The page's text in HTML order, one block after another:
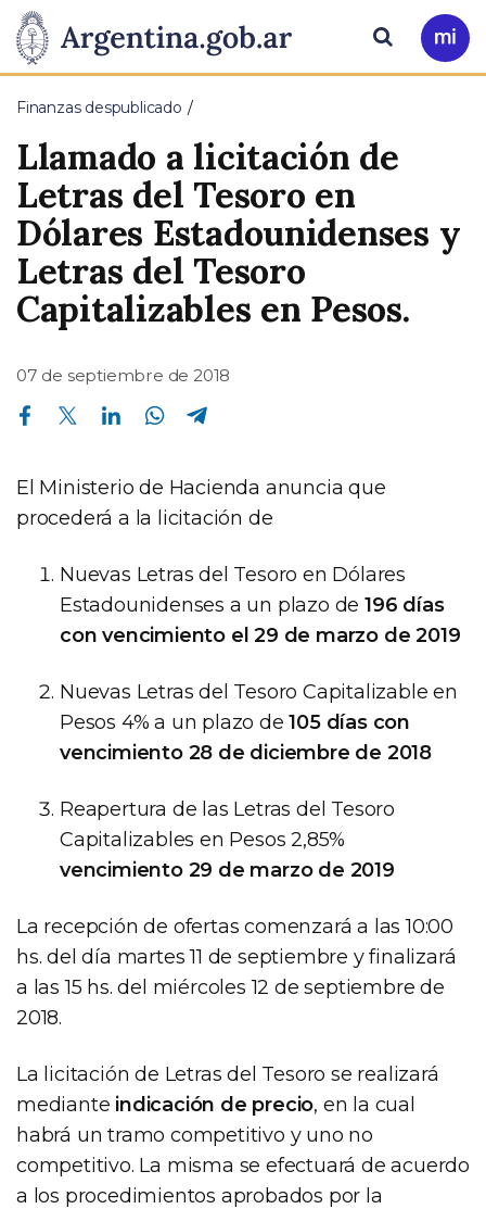
Presidencia
de
la
Nación
Pasar al contenido principal
Ir
a
Buscar
Finanzas despublicado
Llamado a licitación de
Letras del Tesoro en
Dólares Estadounidenses y
Letras del Tesoro
Capitalizables en Pesos.
07 de septiembre de 2018
Compartir en Facebook Compartir en Twitter Compartir en Linkedin Compartir en Whatsapp
El Ministerio de Hacienda anuncia que
procederá a la licitación de
Nuevas Letras del Tesoro en Dólares
Estadounidenses a un plazo de196 días
con vencimiento el 29 de marzo de 2019
Nuevas Letras del Tesoro Capitalizable en
Pesos 4% a un plazo de105 días con
vencimiento 28 de diciembre de 2018
Reapertura de las Letras del Tesoro
Capitalizables en Pesos 2,85%
vencimiento 29 de marzo de 2019
La recepción de ofertas comenzará a las 10:00
hs. del día martes 11 de septiembre y finalizará
a las 15 hs. del miércoles 12 de septiembre de
2018.
La licitación de Letras del Tesoro se realizará
mediante indicación de precio, en la cual
habrá un tramo competitivo y uno no
competitivo. La misma se efectuará de acuerdo
a los procedimientos aprobados por la